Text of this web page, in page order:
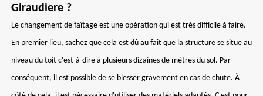
Giraudiere ?
Le changement de faîtage est une opération qui est très difficile à faire.
En premier lieu, sachez que cela est dû au fait que la structure se situe au
niveau du toit c'est-à-dire à plusieurs dizaines de mètres du sol. Par
conséquent, il est possible de se blesser gravement en cas de chute. À